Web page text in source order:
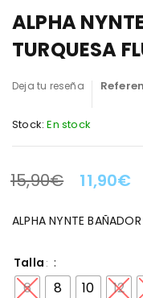
ALPHA
TURQUESA
Deja tu reseña
Stock: En stock
LA OFERTA TERMINA EN:
15,90€ 11,90€
ALPHA NYNTE
Talla
6 8 10 12